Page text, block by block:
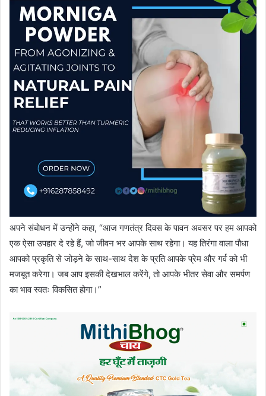
अपने संबोधन में उन्होंने कहा, “आज गणतंत्र दिवस के पावन अवसर पर हम आपको
एक ऐसा उपहार दे रहे हैं, जो जीवन भर आपके साथ रहेगा। यह तिरंगा वाला पौधा
आपको प्रकृति से जोड़ने के साथ-साथ देश के प्रति आपके प्रेम और गर्व को भी
मजबूत करेगा। जब आप इसकी देखभाल करेंगे, तो आपके भीतर सेवा और समर्पण
का भाव स्वतः विकसित होगा।”